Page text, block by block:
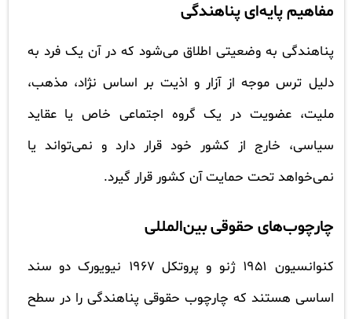
مفاهیم پایه‌ای پناهندگی
پناهندگی به وضعیتی اطلاق می‌شود که در آن یک فرد به
دلیل ترس موجه از آزار و اذیت بر اساس نژاد، مذهب،
ملیت، عضویت در یک گروه اجتماعی خاص یا عقاید
سیاسی، خارج از کشور خود قرار دارد و نمی‌تواند یا
نمی‌خواهد تحت حمایت آن کشور قرار گیرد.
چارچوب‌های حقوقی بین‌المللی
کنوانسیون ۱۹۵۱ ژنو و پروتکل ۱۹۶۷ نیویورک دو سند
اساسی هستند که چارچوب حقوقی پناهندگی را در سطح